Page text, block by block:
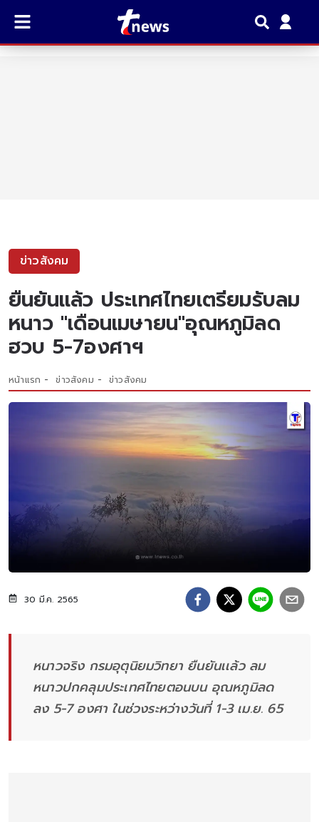
ข่าวสังคม
ยืนยันเเล้ว ประเทศไทยเตรียมรับลม
หนาว "เดือนเมษายน"อุณหภูมิลด
ฮวบ 5-7องศาฯ
หน้าแรก ข่าวสังคม ข่าวสังคม
30 มี.ค. 2565
หนาวจริง กรมอุตุนิยมวิทยา ยืนยันเเล้ว ลม
หนาวปกคลุมประเทศไทยตอนบน อุณหภูมิลด
ลง 5-7 องศา ในช่วงระหว่างวันที่ 1-3 เม.ย. 65